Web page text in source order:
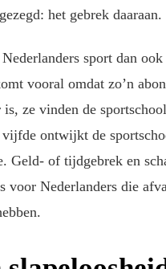
het gebrek daaraan.
sport dan
vooral omdat zo’n
ze vinden de
vijfde ontwijkt de
Geld- of tijdgebrek en
voor Nederlanders die